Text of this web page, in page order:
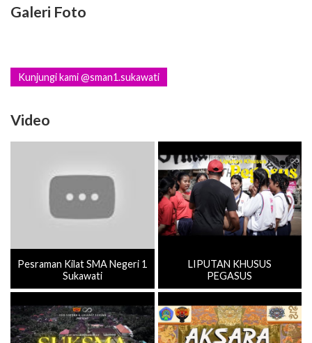
Galeri Foto
Kunjungi kami @sman1.sukawati
Video
Pesraman Kilat SMA Negeri 1
Sukawati
LIPUTAN KHUSUS
PEGASUS